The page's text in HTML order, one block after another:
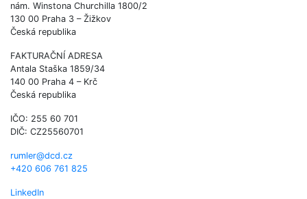
nám. Winstona Churchilla 1800/2
130 00 Praha 3 – Žižkov
Česká republika
FAKTURAČNÍ ADRESA
Antala Staška 1859/34
140 00 Praha 4 – Krč
Česká republika
IČO: 255 60 701
DIČ: CZ25560701
rumler@dcd.cz
+420 606 761 825
LinkedIn